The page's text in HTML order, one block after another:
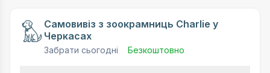
Самовивіз з зоокрамниць Charlie у
Черкасах
Забрати сьогодні Безкоштовно